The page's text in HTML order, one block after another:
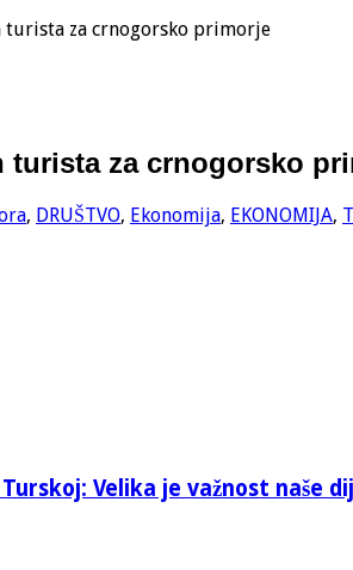
turista za crnogorsko primorje
turista za crnogorsko
, DRUŠTVO, Ekonomija, EKONOMIJA,
Velika je važnost